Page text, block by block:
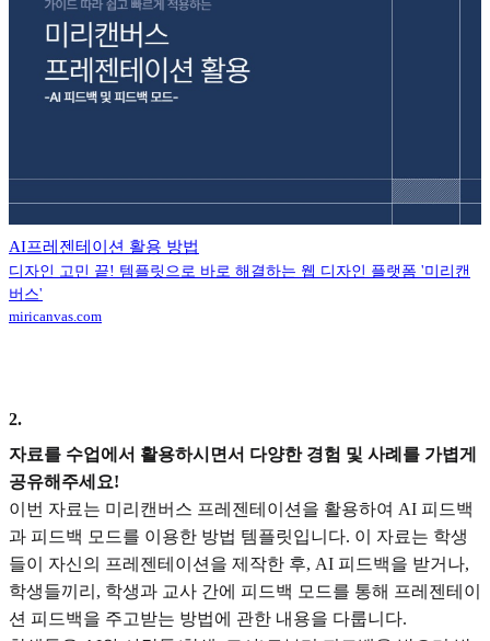
AI프레젠테이션 활용 방법
디자인 고민 끝! 템플릿으로 바로 해결하는 웹 디자인 플랫폼 '미리캔
버스'
miricanvas.com
2.
자료를 수업에서 활용하시면서 다양한 경험 및 사례를 가볍게
공유해주세요!
이번 자료는 미리캔버스 프레젠테이션을 활용하여 AI 피드백
과 피드백 모드를 이용한 방법 템플릿입니다. 이 자료는 학생
들이 자신의 프레젠테이션을 제작한 후, AI 피드백을 받거나,
학생들끼리, 학생과 교사 간에 피드백 모드를 통해 프레젠테이
션 피드백을 주고받는 방법에 관한 내용을 다룹니다.